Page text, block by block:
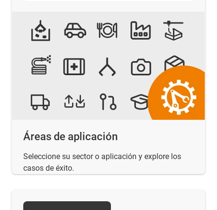
Áreas de aplicación
Seleccione su sector o aplicación y explore los
casos de éxito.